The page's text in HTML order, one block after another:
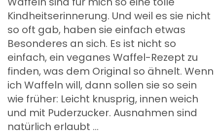
Kindheitserinnerung. Und weil es sie nicht
so oft gab, haben sie einfach etwas
Besonderes an sich. Es ist nicht so
einfach, ein veganes Waffel-Rezept zu
finden, was dem Original so ähnelt. Wenn
ich Waffeln will, dann sollen sie so sein
wie früher: Leicht knusprig, innen weich
und mit Puderzucker. Ausnahmen sind
natürlich erlaubt …